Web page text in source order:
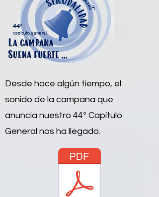
Desde hace algún tiempo, el
sonido de la campana que
anuncia nuestro 44º Capítulo
General nos ha llegado.